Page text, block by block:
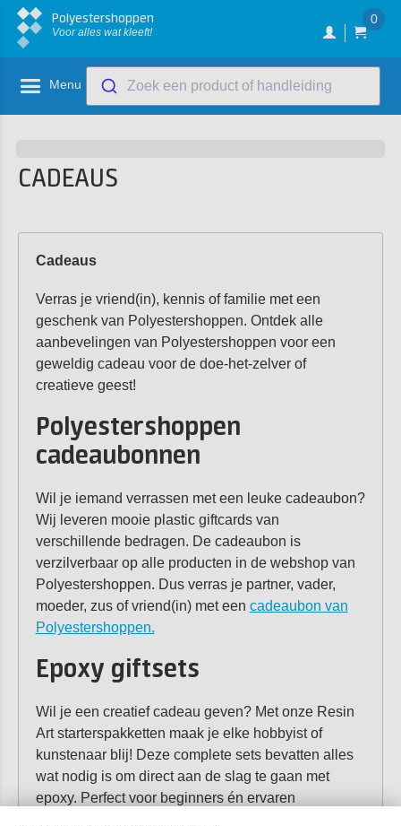
Polyestershoppen
Voor alles wat kleeft!
0
Menu Zoek een product of handleiding
CADEAUS
Cadeaus
Verras je vriend(in), kennis of familie met een
geschenk van Polyestershoppen. Ontdek alle
aanbevelingen van Polyestershoppen voor een
geweldig cadeau voor de doe-het-zelver of
creatieve geest!
Polyestershoppen
cadeaubonnen
Wil je iemand verrassen met een leuke cadeaubon?
Wij leveren mooie plastic giftcards van
verschillende bedragen. De cadeaubon is
verzilverbaar op alle producten in de webshop van
Polyestershoppen. Dus verras je partner, vader,
moeder, zus of vriend(in) met een cadeaubon van
Polyestershoppen.
Epoxy giftsets
Wil je een creatief cadeau geven? Met onze Resin
Art starterspakketten maak je elke hobbyist of
kunstenaar blij! Deze complete sets bevatten alles
wat nodig is om direct aan de slag te gaan met
epoxy. Perfect voor beginners én ervaren